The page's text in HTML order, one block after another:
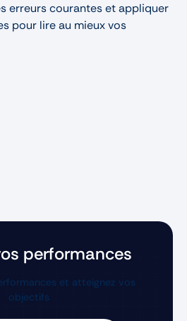
erreurs courantes et appliquer
pour lire au mieux vos
performances
et atteignez vos
objectifs